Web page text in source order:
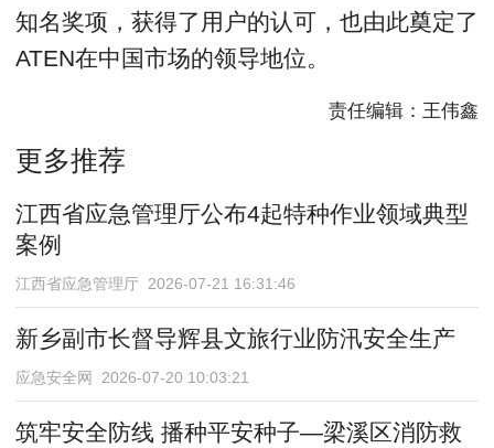
知名奖项，获得了用户的认可，也由此奠定了
ATEN在中国市场的领导地位。
责任编辑：王伟鑫
更多推荐
江西省应急管理厅公布4起特种作业领域典型
案例
江西省应急管理厅 2026-07-21 16:31:46
新乡副市长督导辉县文旅行业防汛安全生产
应急安全网 2026-07-20 10:03:21
筑牢安全防线 播种平安种子—梁溪区消防救